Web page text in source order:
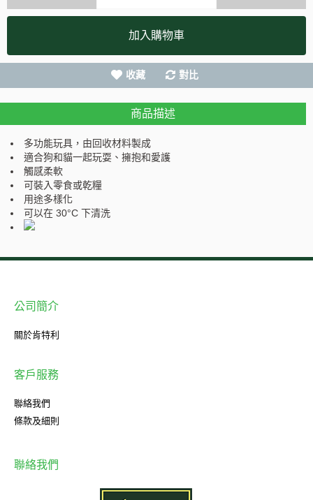
加入購物車
收藏 對比
商品描述
多功能玩具，由回收材料製成
適合狗和貓一起玩耍、擁抱和愛護
觸感柔軟
可裝入零食或乾糧
用途多樣化
可以在 30°C 下清洗
公司簡介
關於肯特利
客戶服務
聯絡我們
條款及細則
聯絡我們